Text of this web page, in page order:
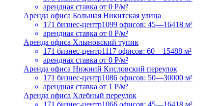
арендная ставка от 0 Р/м²
Аренда офиса Большая Никитская улица
171 бизнес-центр1099 офисов: 45—16418 м²
арендная ставка от 0 Р/м²
Аренда офиса Хлыновский тупик
171 бизнес-центр1117 офисов: 60—15488 м²
арендная ставка от 0 Р/м²
Аренда офиса Нижний Кисловский переулок
171 бизнес-центр1086 офисов: 50—30000 м²
арендная ставка от 1 Р/м²
Аренда офиса Хлебный переулок
171 бизнес-центр1066 офисов: 45—16418 м²